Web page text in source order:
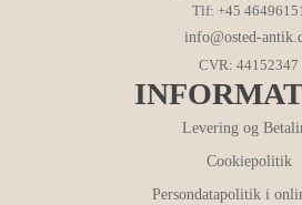
Tlf: +45
info@osted-
CVR: 44152347
Levering og
Cookiepolitik
Persondatapolitik i